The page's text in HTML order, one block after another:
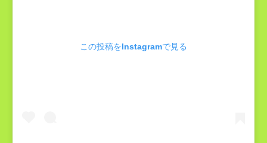
この投稿をInstagramで見る